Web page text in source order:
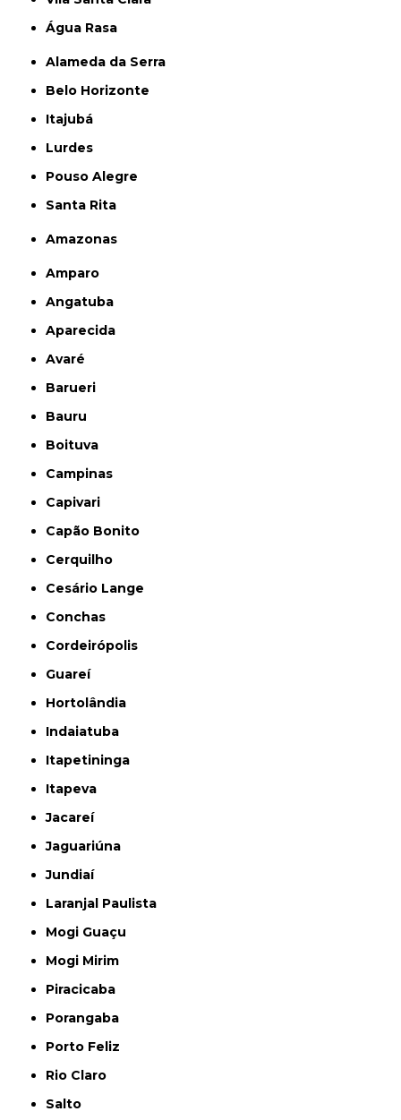
Água Rasa
Alameda da Serra
Belo Horizonte
Itajubá
Lurdes
Pouso Alegre
Santa Rita
Amazonas
Amparo
Angatuba
Aparecida
Avaré
Barueri
Bauru
Boituva
Campinas
Capivari
Capão Bonito
Cerquilho
Cesário Lange
Conchas
Cordeirópolis
Guareí
Hortolândia
Indaiatuba
Itapetininga
Itapeva
Jacareí
Jaguariúna
Jundiaí
Laranjal Paulista
Mogi Guaçu
Mogi Mirim
Piracicaba
Porangaba
Porto Feliz
Rio Claro
Salto